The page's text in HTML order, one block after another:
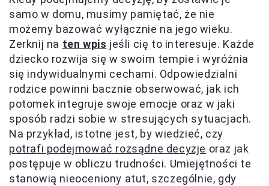
samo w domu, musimy pamiętać, że nie
możemy bazować wyłącznie na jego wieku.
Zerknij na ten wpis jeśli cię to interesuje. Każde
dziecko rozwija się w swoim tempie i wyróżnia
się indywidualnymi cechami. Odpowiedzialni
rodzice powinni bacznie obserwować, jak ich
potomek integruje swoje emocje oraz w jaki
sposób radzi sobie w stresujących sytuacjach.
Na przykład, istotne jest, by wiedzieć, czy
potrafi podejmować rozsądne decyzje oraz jak
postępuje w obliczu trudności. Umiejętności te
stanowią nieoceniony atut, szczególnie, gdy